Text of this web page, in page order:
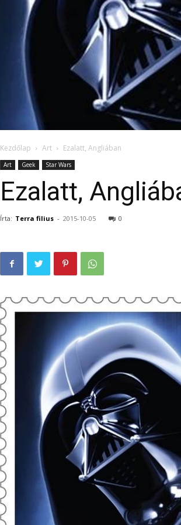
Kezdőlap Art Ezalatt, Angliában
Art Geek Star Wars
Ezalatt,
Írta: Terra filius - 2015-10-05 0